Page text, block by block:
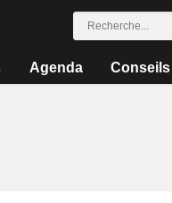
Agenda Conseils